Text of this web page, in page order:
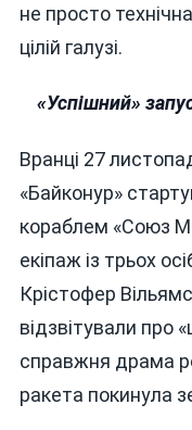
не просто
цілій галузі.
«Успішний»
Вранці 27
«Байконур»
кораблем «Союз
екіпаж із трьох
Крістофер
відзвітували про
справжня драма
ракета покинула